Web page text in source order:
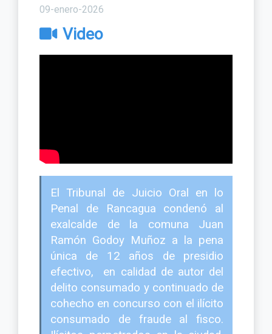
09-enero-2026
Video
El Tribunal de Juicio Oral en lo
Penal de Rancagua condenó al
exalcalde de la comuna Juan
Ramón Godoy Muñoz a la pena
única de 12 años de presidio
efectivo, en calidad de autor del
delito consumado y continuado de
cohecho en concurso con el ilícito
consumado de fraude al fisco.